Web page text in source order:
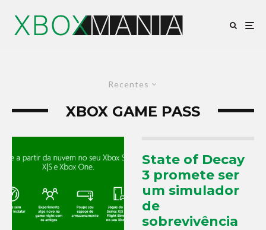
Recentes
XBOX GAME PASS
State of Decay
3 promete ser
um simulador
de
sobrevivência